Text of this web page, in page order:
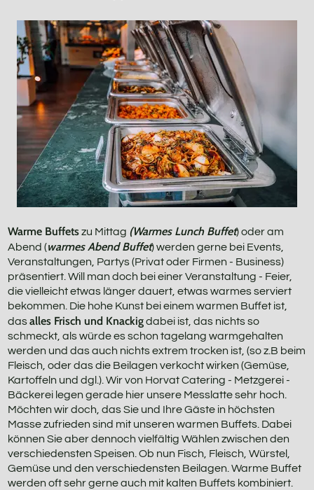
Warme Buffetszu Mittag (Warmes Lunch Buffet) oder am
Abend (warmes Abend Buffet) werden gerne bei Events,
Veranstaltungen, Partys (Privat oder Firmen - Business)
präsentiert. Will man doch bei einer Veranstaltung - Feier,
die vielleicht etwas länger dauert, etwas warmes serviert
bekommen. Die hohe Kunst bei einem warmen Buffet ist,
dasalles Frisch und Knackigdabei ist, das nichts so
schmeckt, als würde es schon tagelang warmgehalten
werden und das auch nichts extrem trocken ist, (so z.B beim
Fleisch, oder das die Beilagen verkocht wirken (Gemüse,
Kartoffeln und dgl.). Wir von Horvat Catering - Metzgerei -
Bäckerei legen gerade hier unsere Messlatte sehr hoch.
Möchten wir doch, das Sie und Ihre Gäste in höchsten
Masse zufrieden sind mit unseren warmen Buffets. Dabei
können Sie aber dennoch vielfältig Wählen zwischen den
verschiedensten Speisen. Ob nun Fisch, Fleisch, Würstel,
Gemüse und den verschiedensten Beilagen. Warme Buffet
werden oft sehr gerne auch mit kalten Buffets kombiniert.